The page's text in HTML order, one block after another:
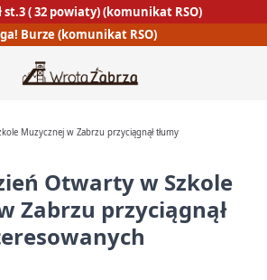
st.3 ( 32 powiaty) (komunikat RSO)
Burze (komunikat RSO)
Muzycznej w Zabrzu przyciągnął tłumy
Otwarty w Szkole
Zabrzu przyciągnął